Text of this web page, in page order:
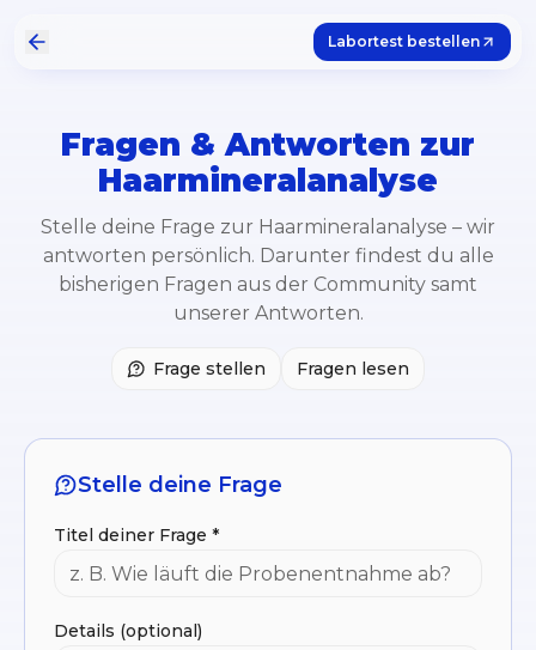
Labortest bestellen
Fragen & Antworten zur
Haarmineralanalyse
Stelle deine Frage zur Haarmineralanalyse – wir
antworten persönlich. Darunter findest du alle
bisherigen Fragen aus der Community samt
unserer Antworten.
Frage stellen Fragen lesen
Stelle deine Frage
Titel deiner Frage *
Details (optional)